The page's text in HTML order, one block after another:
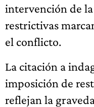
intervención de
restrictivas
el conflicto.
La citación a
imposición de
reflejan la